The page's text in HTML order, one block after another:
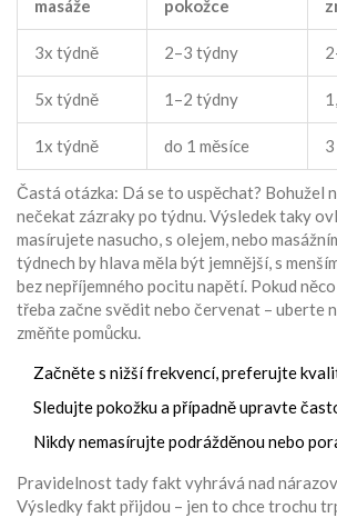
masáže
pokožce
3x týdně 2–3 týdny
5x týdně 1–2 týdny
1x týdně do 1 měsíce
Častá otázka: Dá se to uspěchat? Bohužel
nečekat zázraky po týdnu. Výsledek taky
masírujete nasucho, s olejem, nebo
týdnech by hlava měla být jemnější, s
bez nepříjemného pocitu napětí. Pokud
třeba začne svědit nebo červenat – uberte
změňte pomůcku.
Začněte s nižší frekvencí, preferujte
Sledujte pokožku a případně upravte
Nikdy nemasírujte podrážděnou nebo
Pravidelnost tady fakt vyhrává nad
Výsledky fakt přijdou – jen to chce trochu